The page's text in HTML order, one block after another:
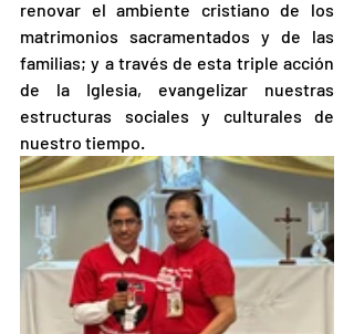
renovar el ambiente cristiano de los
matrimonios sacramentados y de las
familias; y a través de esta triple acción
de la Iglesia, evangelizar nuestras
estructuras sociales y culturales de
nuestro tiempo.